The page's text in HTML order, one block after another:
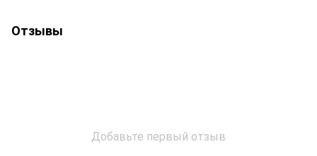
Отзывы
Добавьте первый отзыв